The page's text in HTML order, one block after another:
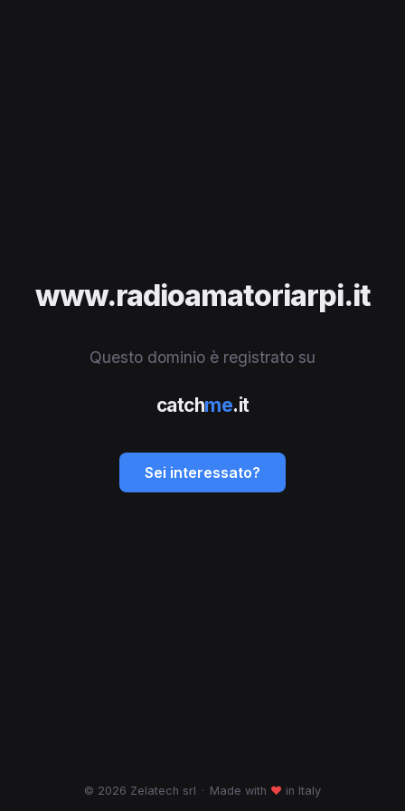
www.radioamatoriarpi.it
Questo dominio è registrato su
catchme.it
Sei interessato?
© 2026 Zelatech srl · Made with ♥ in Italy